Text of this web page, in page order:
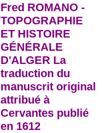
Fred ROMANO -
TOPOGRAPHIE
ET HISTOIRE
GÉNÉRALE
D'ALGER La
traduction du
manuscrit original
attribué à
Cervantes publié
en 1612